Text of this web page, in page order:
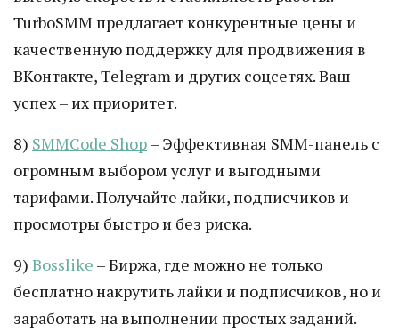
TurboSMM предлагает конкурентные цены и
качественную поддержку для продвижения в
ВКонтакте, Telegram и других соцсетях. Ваш
успех – их приоритет.
8) SMMCode Shop– Эффективная SMM-панель с
огромным выбором услуг и выгодными
тарифами. Получайте лайки, подписчиков и
просмотры быстро и без риска.
9) Bosslike – Биржа, где можно не только
бесплатно накрутить лайки и подписчиков, но и
заработать на выполнении простых заданий.